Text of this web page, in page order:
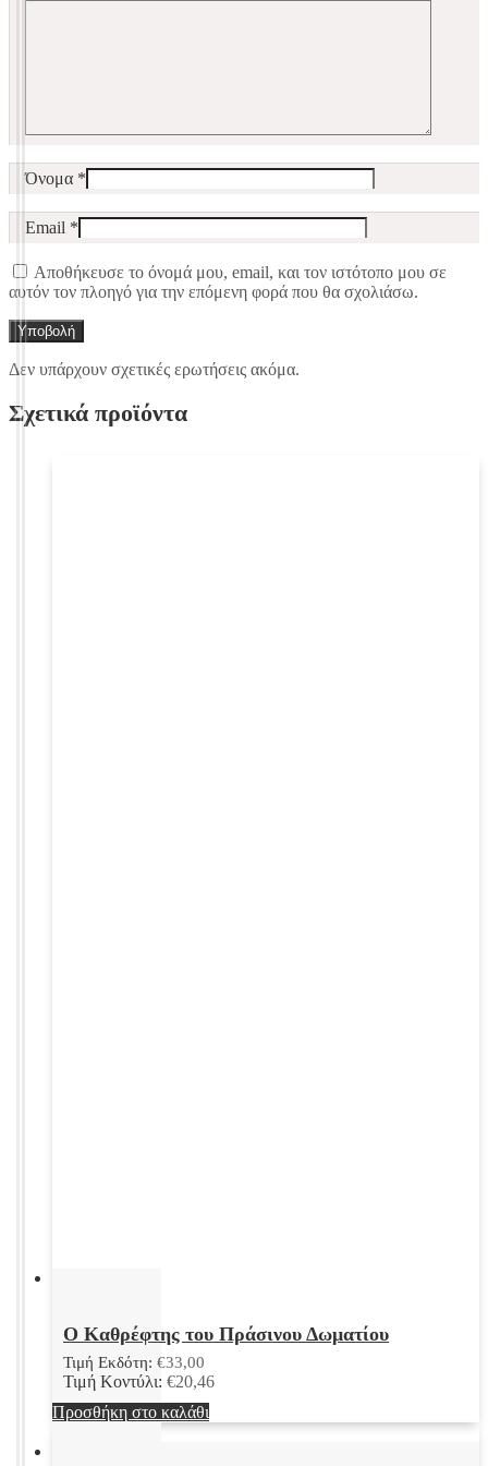
Όνομα *
Email *
Αποθήκευσε το όνομά μου, email, και τον ιστότοπο μου σε
αυτόν τον πλοηγό για την επόμενη φορά που θα σχολιάσω.
Δεν υπάρχουν σχετικές ερωτήσεις ακόμα.
Σχετικά προϊόντα
Ο Καθρέφτης του Πράσινου Δωματίου
Τιμή Εκδότη: €33,00
Τιμή Κοντύλι: €20,46
Προσθήκη στο καλάθι